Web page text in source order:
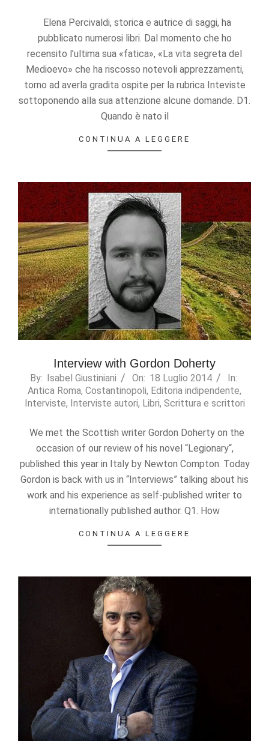
Elena Percivaldi, storica e autrice di saggi, ha
pubblicato numerosi libri. Dal momento che ho
recensito l’ultima sua «fatica», «La vita segreta del
Medioevo» che ha riscosso notevoli apprezzamenti,
torno ad averla gradita ospite per la rubrica Inteviste
sottoponendo alla sua attenzione alcune domande. D1.
Quando è nato il
CONTINUA A LEGGERE
Interview with Gordon Doherty
2014-
07-
18
By: Isabel Giustiniani On: 18 Luglio 2014
In:
Antica Roma, Costantinopoli, Editoria indipendente,
Interviste, Interviste autori, Libri, Scrittura e scrittori
We met the Scottish writer Gordon Doherty on the
occasion of our review of his novel “Legionary“,
published this year in Italy by Newton Compton. Today
Gordon is back with us in “Interviews” talking about his
work and his experience as self-published writer to
internationally published author. Q1. How
CONTINUA A LEGGERE